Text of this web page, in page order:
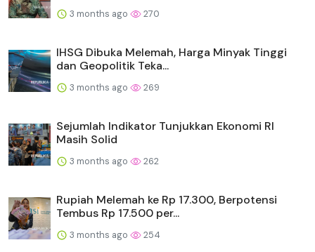
3 months ago 270
IHSG Dibuka Melemah, Harga Minyak Tinggi
dan Geopolitik Teka...
3 months ago 269
Sejumlah Indikator Tunjukkan Ekonomi RI
Masih Solid
3 months ago 262
Rupiah Melemah ke Rp 17.300, Berpotensi
Tembus Rp 17.500 per...
3 months ago 254